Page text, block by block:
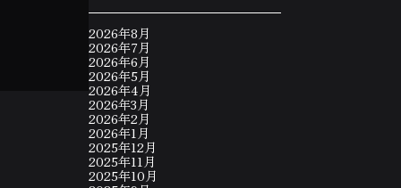
2026年8月
2026年7月
2026年6月
2026年5月
2026年4月
2026年3月
2026年2月
2026年1月
2025年12月
2025年11月
2025年10月